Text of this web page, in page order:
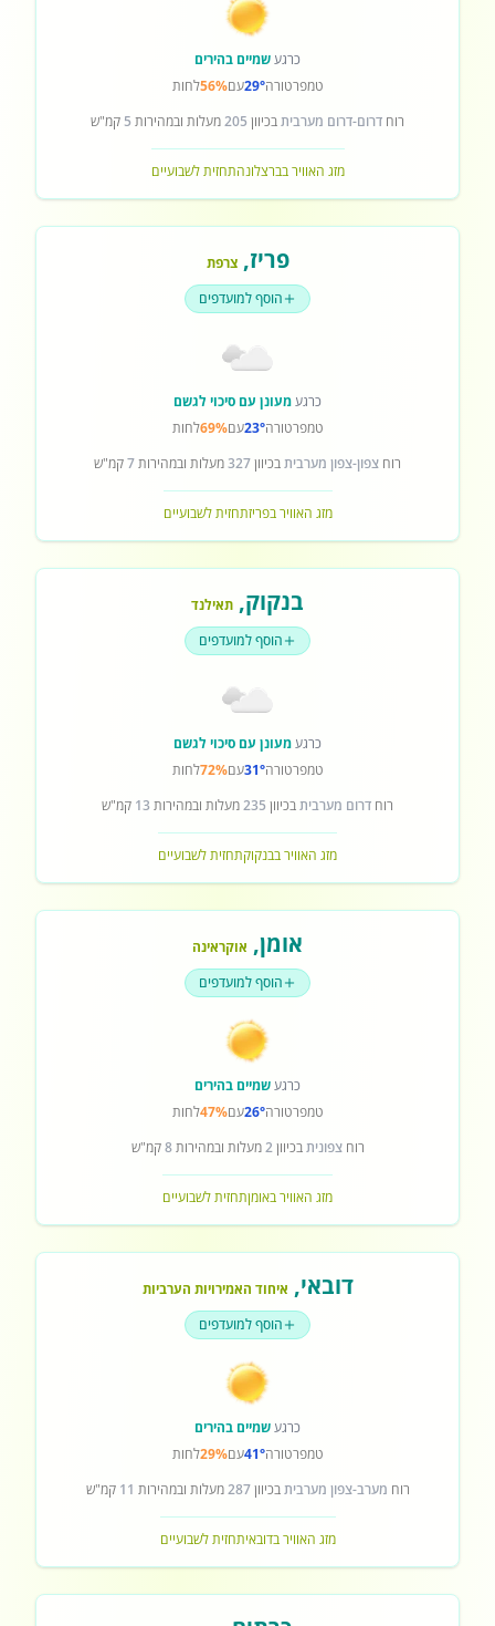
כרגעשמיים בהירים
טמפרטורה29°עם56%לחות
רוח דרום-דרום מערביתבכיוון 205מעלות ובמהירות 5 קמ"ש
מזג האוויר בברצלונהתחזית לשבועיים
פריז,צרפת
הוסף למועדפים
כרגעמעונן עם סיכוי לגשם
טמפרטורה23°עם69%לחות
רוח צפון-צפון מערביתבכיוון327מעלות ובמהירות7קמ"ש
מזג האוויר בפריזתחזית לשבועיים
בנקוק, תאילנד
הוסף למועדפים
כרגעמעונן עם סיכוי לגשם
טמפרטורה31°עם72%לחות
רוח דרום מערביתבכיוון 235מעלות ובמהירות 13 קמ"ש
מזג האוויר בבנקוקתחזית לשבועיים
אומן, אוקראינה
הוסף למועדפים
כרגעשמיים בהירים
טמפרטורה26°עם47%לחות
רוחצפוניתבכיוון2מעלות ובמהירות8קמ"ש
מזג האוויר באומןתחזית לשבועיים
דובאי, איחוד האמירויות הערביות
הוסף למועדפים
כרגעשמיים בהירים
טמפרטורה41°עם29%לחות
רוח מערב-צפון מערביתבכיוון287מעלות ובמהירות 11 קמ"ש
מזג האוויר בדובאיתחזית לשבועיים